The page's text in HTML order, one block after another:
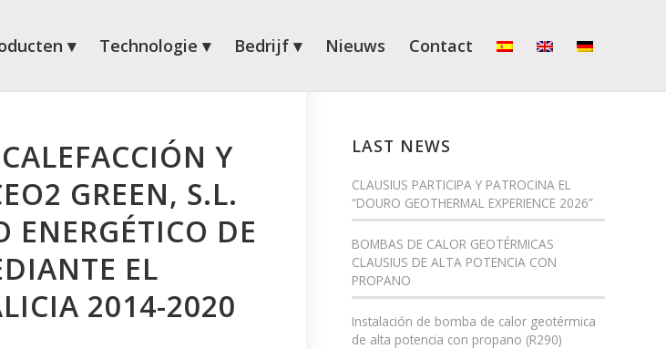
Technologie Bedrijf Nieuws Contact
Y
GREEN, S.L.
DE
EL
2014-2020
LAST NEWS
CLAUSIUS PARTICIPA Y PATROCINA EL
“DOURO GEOTHERMAL EXPERIENCE 2026”
BOMBAS DE CALOR GEOTÉRMICAS
CLAUSIUS DE ALTA POTENCIA CON
PROPANO
Instalación de bomba de calor geotérmica
de alta potencia con propano (R290)